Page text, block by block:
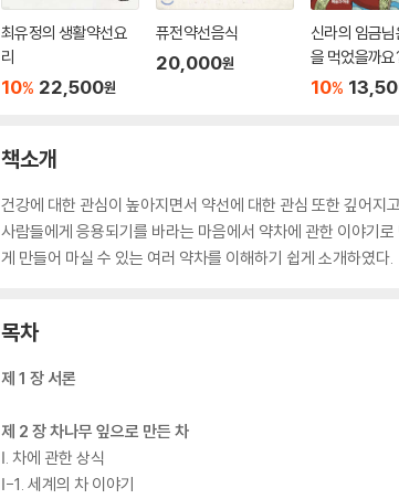
최유정의 생활약선요
리
10% 22,500원
퓨전약선음식
20,000원
신라의 임금
을 먹었을까
10%
책소개
건강에 대한 관심이 높아지면서 약선에 대한 관심 또한 깊어지
사람들에게 응용되기를 바라는 마음에서 약차에 관한 이야기
게 만들어 마실 수 있는 여러 약차를 이해하기 쉽게 소개하였다.
목차
제 1 장 서론
제 2 장 차나무 잎으로 만든 차
Ⅰ. 차에 관한 상식
Ⅰ-1. 세계의 차 이야기